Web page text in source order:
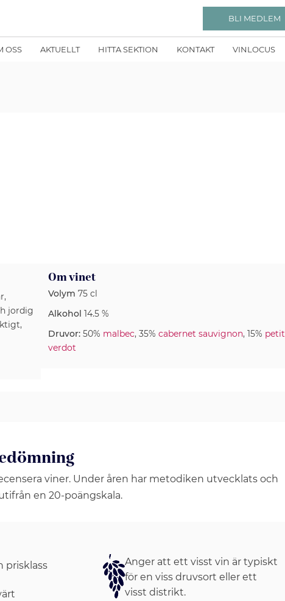
OSS AKTUELLT HITTA SEKTION KONTAKT VINLOCUS
BLI MEDLEM
jordig
Om vinet
Volym 75 cl
Alkohol 14.5 %
Druvor: 50% malbec, 35% cabernet sauvignon, 15% petit
verdot
viner. Under åren har metodiken utvecklats och
en 20-poängskala.
prisklass
Anger att ett visst vin är typiskt
för en viss druvsort eller ett
visst distrikt.